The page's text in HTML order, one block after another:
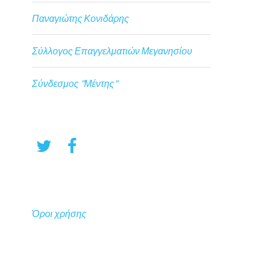
Παναγιώτης Κονιδάρης
Σύλλογος Επαγγελματιών Μεγανησίου
Σύνδεσμος "Μέντης"
Όροι χρήσης